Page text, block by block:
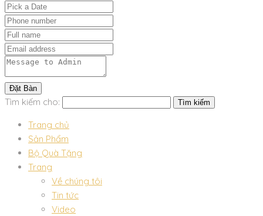
Tìm kiếm cho:
Trang chủ
Sản Phẩm
Bộ Quà Tặng
Trang
Về chúng tôi
Tin tức
Video